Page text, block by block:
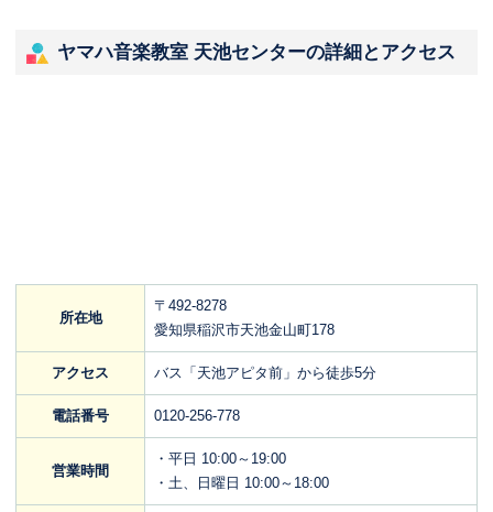
ヤマハ音楽教室 天池センターの詳細とアクセス
所在地
〒492-8278
愛知県稲沢市天池金山町178
アクセス バス「天池アピタ前」から徒歩5分
電話番号 0120-256-778
営業時間
・平日 10:00～19:00
・土、日曜日 10:00～18:00